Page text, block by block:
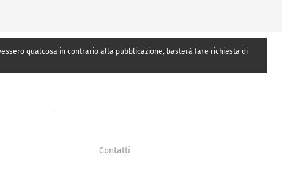
qualcosa in contrario alla pubblicazione, basterà fare richiesta di
Contatti